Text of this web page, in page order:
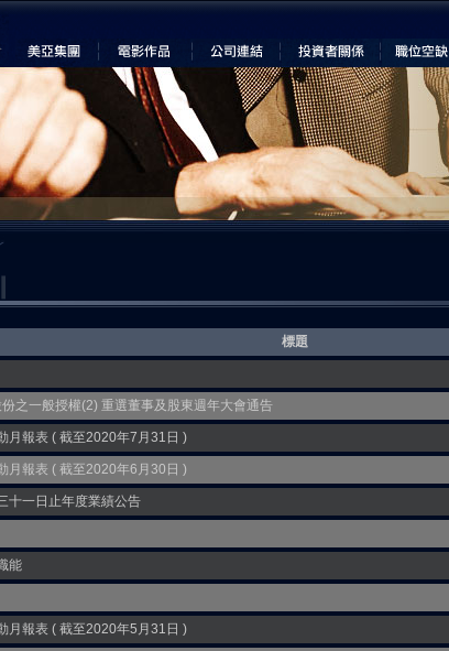
標題
之一般授權(2) 重選董事及股東週年大會通告
月報表 ( 截至2020年7月31日 )
月報表 ( 截至2020年6月30日 )
十一日止年度業績公告
能
月報表 ( 截至2020年5月31日 )